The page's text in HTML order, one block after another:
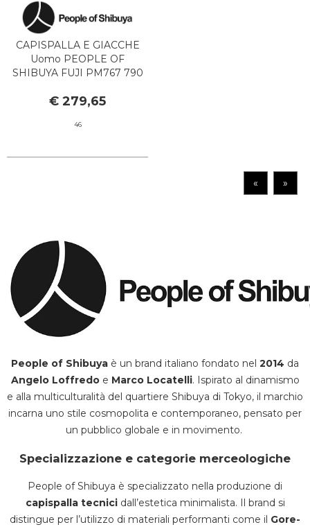
CAPISPALLA E GIACCHE
Uomo PEOPLE OF
SHIBUYA FUJI PM767 790
€ 279,65
46
« »
People of Shibuya è un brand italiano fondato nel 2014 da
Angelo Loffredoe Marco Locatelli.
Ispirato al dinamismo
e alla multiculturalità del quartiere Shibuya di Tokyo, il marchio
incarna uno stile cosmopolita e contemporaneo, pensato per
un pubblico globale e in movimento.
Specializzazione e categorie merceologiche
People of Shibuya è specializzato nella produzione di
capispalla tecnicidall’estetica minimalista. Il brand si
distingue per l’utilizzo di materiali performanti come il Gore-